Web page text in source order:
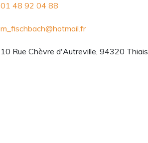
01 48 92 04 88
m_fischbach@hotmail.fr
10 Rue Chèvre d'Autreville, 94320 Thiais